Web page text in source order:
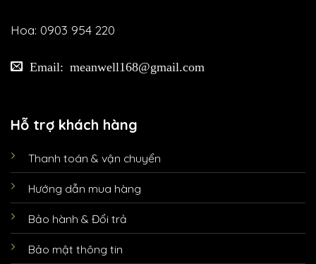
Hoa: 0903 954 220
Email: meanwell168@gmail.com
Hỗ trợ khách hàng
Thanh toán & vận chuyển
Hướng dẫn mua hàng
Bảo hành & Đổi trả
Bảo mật thông tin